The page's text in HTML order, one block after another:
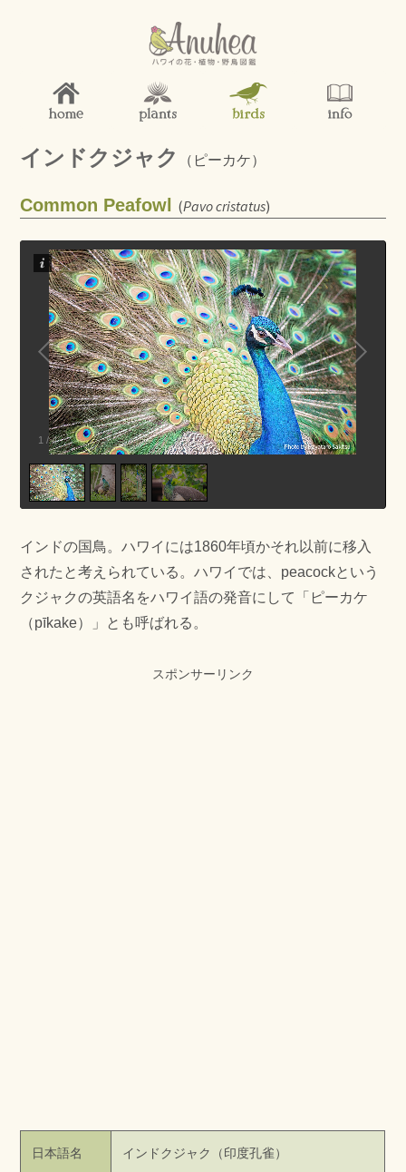
インドクジャク （ピーカケ）
Common Peafowl (Pavo cristatus)
1 /4
インドの国鳥。ハワイには1860年頃かそれ以前に移入
されたと考えられている。ハワイでは、peacockという
クジャクの英語名をハワイ語の発音にして「ピーカケ
（pīkake）」とも呼ばれる。
スポンサーリンク
日本語名 インドクジャク（印度孔雀）